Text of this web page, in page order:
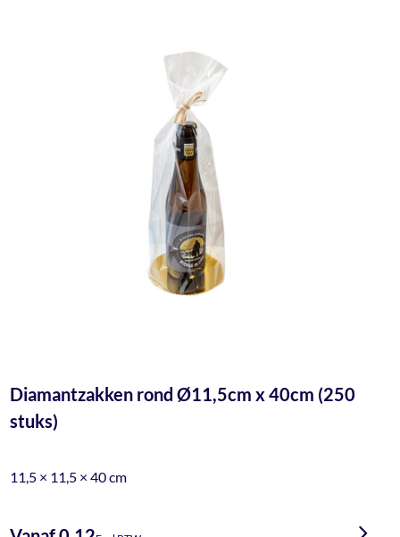
Diamantzakken rond Ø11,5cm x 40cm (250
stuks)
11,5 × 11,5 × 40 cm